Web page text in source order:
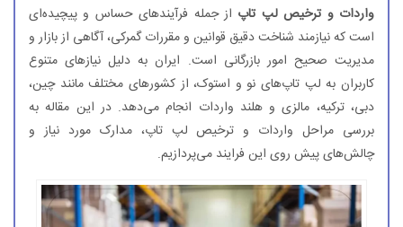
انتخاب شیوه حمل ‌و نقل
ترخیص کالا از گمرک
روش‌های حمل‌ونقل لپ تاپ‌های وارداتی
تعرفه و هزینه‌های گمرکی واردات لپ تاپ
جمع‌بندی
واردات و ترخیص لپ تاپ از جمله فرآیندهای حساس و پیچیده‌ای
است که نیازمند شناخت دقیق قوانین و مقررات گمرکی، آگاهی از بازار و
مدیریت صحیح امور بازرگانی است. ایران به دلیل نیازهای متنوع
کاربران به لپ تاپ‌های نو و استوک، از کشورهای مختلف مانند چین،
دبی، ترکیه، مالزی و هلند واردات انجام می‌دهد. در این مقاله به
بررسی مراحل واردات و ترخیص لپ تاپ، مدارک مورد نیاز و
چالش‌های پیش روی این فرایند می‌پردازیم.